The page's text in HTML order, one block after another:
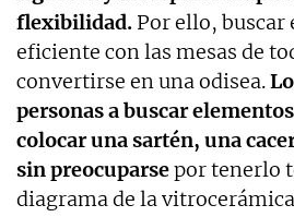
flexibilidad. Por ello, buscar
eficiente con las mesas de
convertirse en una odisea.
personas a buscar
colocar una sartén, una
sin preocuparsepor tenerlo
diagrama de la